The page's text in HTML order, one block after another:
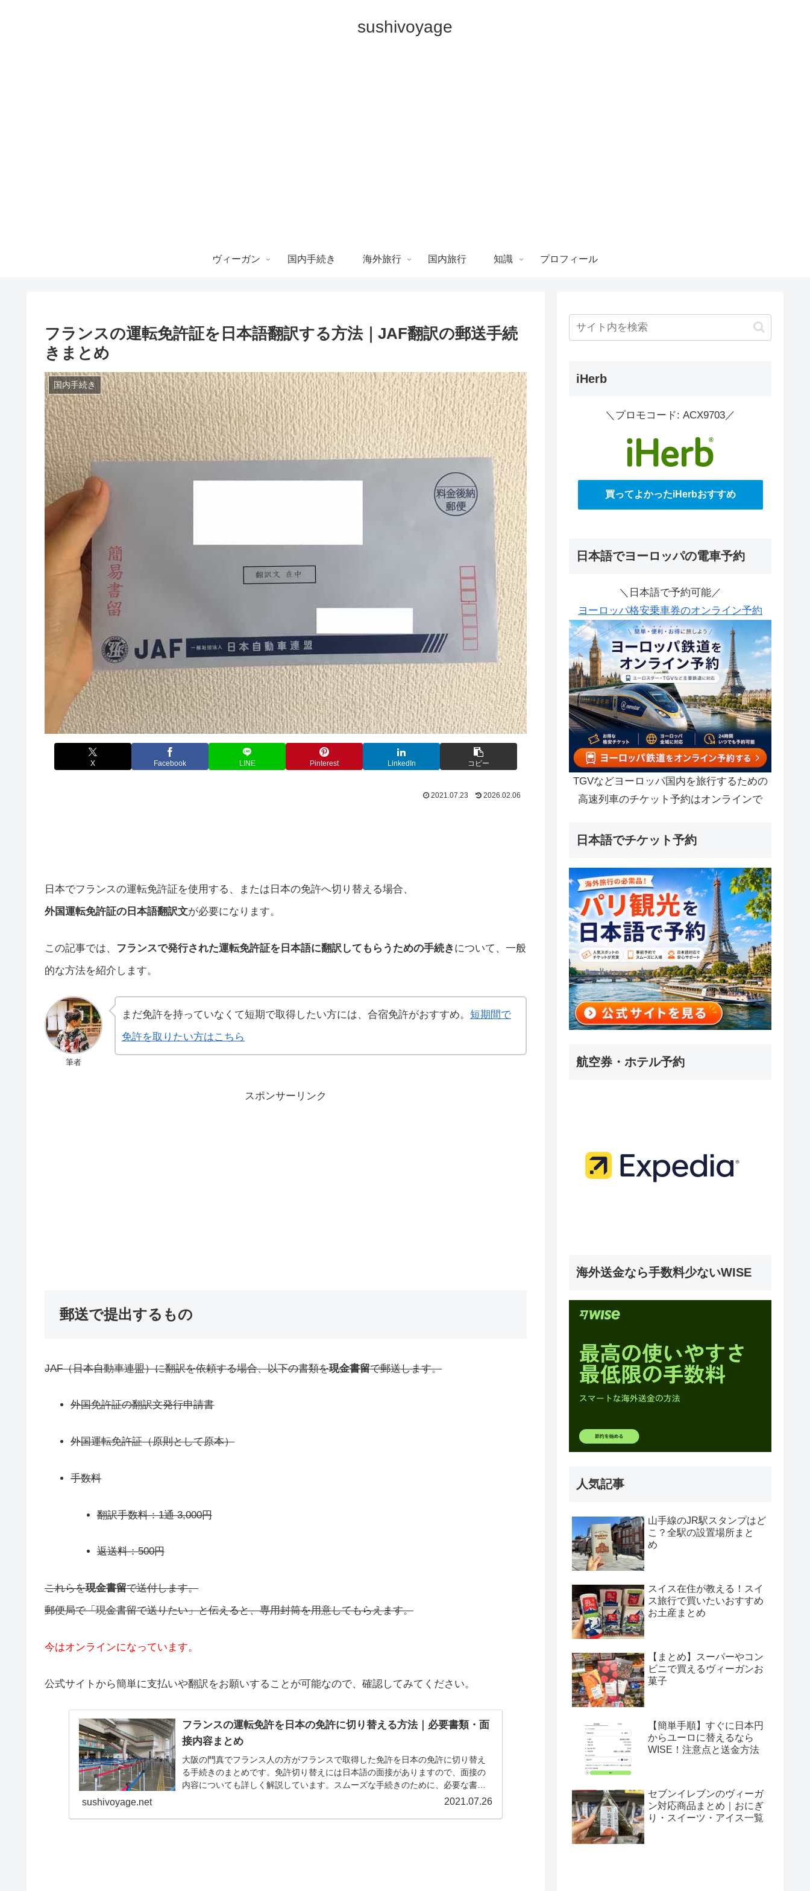
sushivoyage
ヴィーガン 国内手続き 海外旅行 国内旅行 知識 プロフィール
フランスの運転免許証を日本語翻訳する方法｜JAF翻訳の郵送手続
きまとめ
国内手続き
X Facebook LINE Pinterest LinkedIn コピー
2021.07.23 2026.02.06
日本でフランスの運転免許証を使用する、または日本の免許へ切り替える場合、
外国運転免許証の日本語翻訳文が必要になります。
この記事では、 フランスで発行された運転免許証を日本語に翻訳してもらうための手続き について、一般
的な方法を紹介します。
筆者
まだ免許を持っていなくて短期で取得したい方には、合宿免許がおすすめ。 短期間で
免許を取りたい方はこちら
スポンサーリンク
郵送で提出するもの
JAF（日本自動車連盟）に翻訳を依頼する場合、以下の書類を現金書留で郵送します。
外国免許証の翻訳文発行申請書
外国運転免許証（原則として原本）
手数料
翻訳手数料：1通 3,000円
返送料：500円
これらを現金書留で送付します。
郵便局で「現金書留で送りたい」と伝えると、専用封筒を用意してもらえます。
今はオンラインになっています。
公式サイトから簡単に支払いや翻訳をお願いすることが可能なので、確認してみてください。
フランスの運転免許を日本の免許に切り替える方法｜必要書類・面
接内容まとめ
大阪の門真でフランス人の方がフランスで取得した免許を日本の免許に切り替え
る手続きのまとめです。免許切り替えには日本語の面接がありますので、面接の
内容についても詳しく解説しています。スムーズな手続きのために、必要な書類
sushivoyage.net 2021.07.26
iHerb
＼プロモコード: ACX9703／
買ってよかったiHerbおすすめ
日本語でヨーロッパの電車予約
＼日本語で予約可能／
ヨーロッパ格安乗車券のオンライン予約
TGVなどヨーロッパ国内を旅行するための
高速列車のチケット予約はオンラインで
日本語でチケット予約
航空券・ホテル予約
海外送金なら手数料少ないWISE
人気記事
山手線のJR駅スタンプはど
こ？全駅の設置場所まと
め
スイス在住が教える！スイ
ス旅行で買いたいおすすめ
お土産まとめ
【まとめ】スーパーやコン
ビニで買えるヴィーガンお
菓子
【簡単手順】すぐに日本円
からユーロに替えるなら
WISE！注意点と送金方法
セブンイレブンのヴィーガ
ン対応商品まとめ｜おにぎ
り・スイーツ・アイス一覧